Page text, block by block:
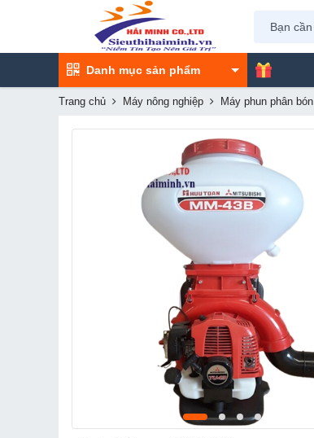
Danh mục sản phẩm
Trang chủ Máy nông nghiệp Máy phun phân bón